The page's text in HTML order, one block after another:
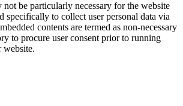
be particularly necessary for the website
specifically to collect user personal data via
contents are termed as non-necessary
to procure user consent prior to running
website.